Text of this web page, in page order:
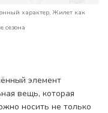
характер, Жилет как
сезона
элемент
вещь, которая
носить не только